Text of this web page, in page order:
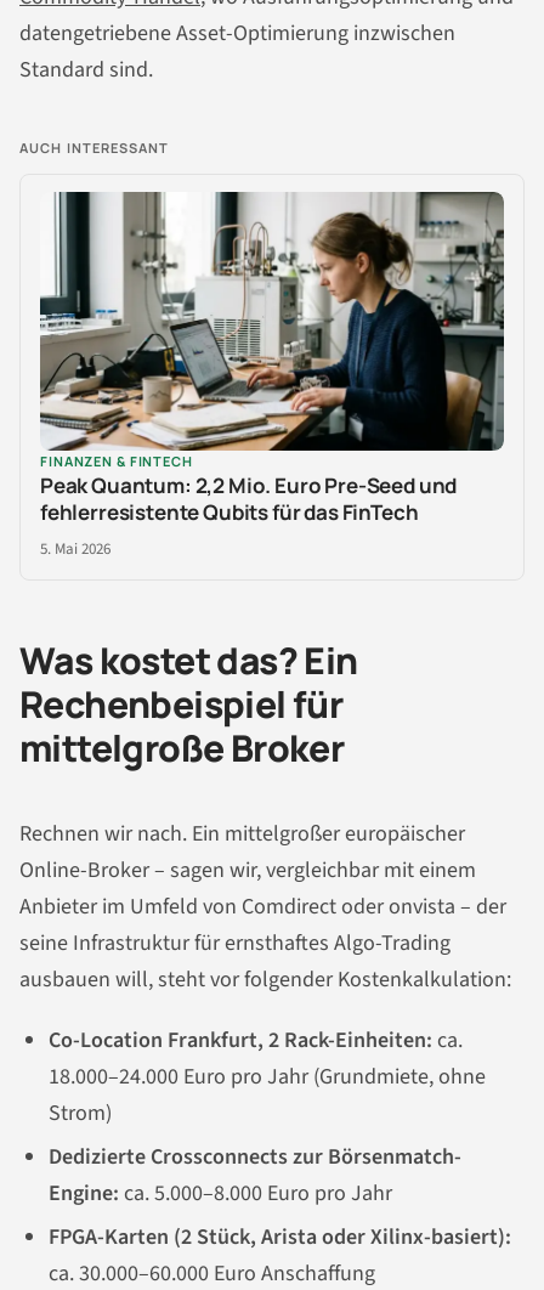
datengetriebene Asset-Optimierung inzwischen
Standard sind.
AUCH INTERESSANT
FINANZEN & FINTECH
Peak Quantum: 2,2 Mio. Euro Pre-Seed und
fehlerresistente Qubits für das FinTech
5. Mai 2026
Was kostet das? Ein
Rechenbeispiel für
mittelgroße Broker
Rechnen wir nach. Ein mittelgroßer europäischer
Online-Broker – sagen wir, vergleichbar mit einem
Anbieter im Umfeld von Comdirect oder onvista – der
seine Infrastruktur für ernsthaftes Algo-Trading
ausbauen will, steht vor folgender Kostenkalkulation:
Co-Location Frankfurt, 2 Rack-Einheiten: ca.
18.000–24.000 Euro pro Jahr (Grundmiete, ohne
Strom)
Dedizierte Crossconnects zur Börsenmatch-
Engine: ca. 5.000–8.000 Euro pro Jahr
FPGA-Karten (2 Stück, Arista oder Xilinx-basiert):
ca. 30.000–60.000 Euro Anschaffung